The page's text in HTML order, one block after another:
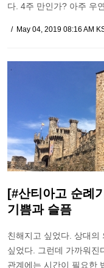
다. 4주 만인가? 아주 우
May 04, 2019 08:16 AM
[#산티아고 순례
기쁨과 슬픔
친해지고 싶었다. 상대의
싶었다. 그런데 가까워진
관계에는 시간이 필요한